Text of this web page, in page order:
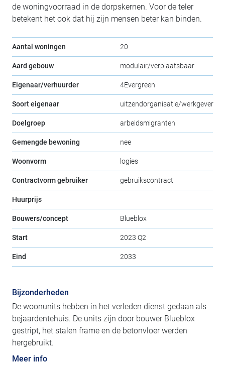
de woningvoorraad in de dorpskernen. Voor de teler
betekent het ook dat hij zijn mensen beter kan binden.
Aantal woningen 20
Aard gebouw modulair/verplaatsbaar
Eigenaar/verhuurder 4Evergreen
Soort eigenaar uitzendorganisatie/werkgever
Doelgroep arbeidsmigranten
Gemengde bewoning nee
Woonvorm logies
Contractvorm gebruiker gebruikscontract
Huurprijs
Bouwers/concept Blueblox
Start 2023 Q2
Eind 2033
Bijzonderheden
De woonunits hebben in het verleden dienst gedaan als
bejaardentehuis. De units zijn door bouwer Blueblox
gestript, het stalen frame en de betonvloer werden
hergebruikt.
Meer info